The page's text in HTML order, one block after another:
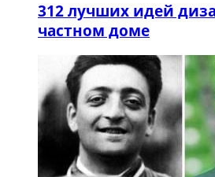
312 лучших идей
частном доме